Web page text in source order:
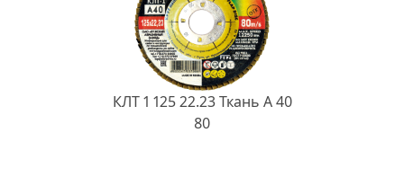
КЛТ 1 125 22.23 Ткань A 40
80